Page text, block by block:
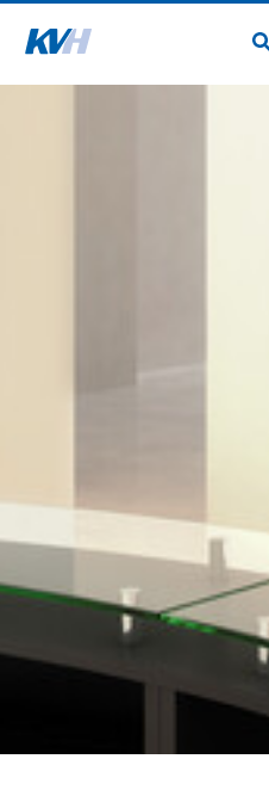
Zur Startseite